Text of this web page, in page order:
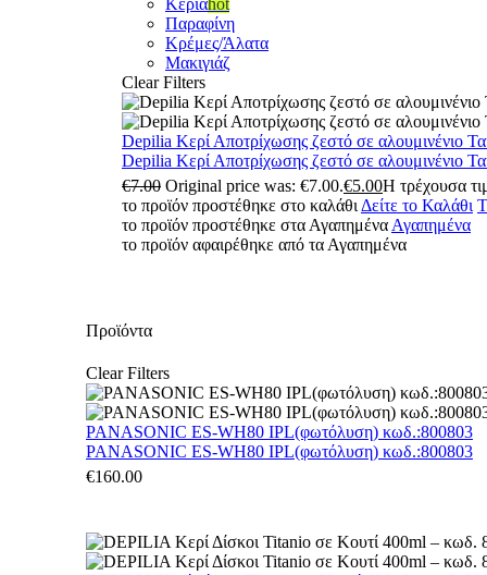
Κεριάhot
Παραφίνη
Κρέμες/Άλατα
Μακιγιάζ
Clear Filters
Depilia Κερί Αποτρίχωσης ζεστό σε αλουμινένιο
Depilia Κερί Αποτρίχωσης ζεστό σε αλουμινένιο
€7.00 Original price was: €7.00.€5.00Η τρέχουσα
το προϊόν προστέθηκε στο καλάθι Δείτε το Καλάθι
το προϊόν προστέθηκε στα Αγαπημένα Αγαπημένα
το προϊόν αφαιρέθηκε από τα Αγαπημένα
Προϊόντα
Clear Filters
PANASONIC ES-WH80 IPL(φωτόλυση) κωδ.:800803
PANASONIC ES-WH80 IPL(φωτόλυση) κωδ.:800803
€160.00